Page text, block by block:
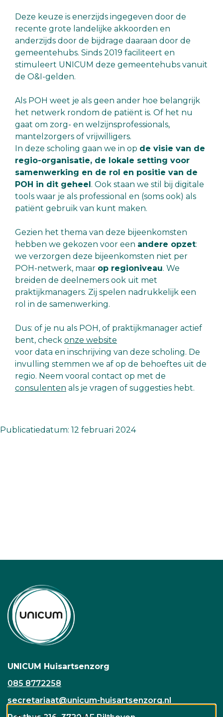
Deze keuze is enerzijds ingegeven door de
recente grote landelijke akkoorden en
anderzijds door de bijdrage daaraan door de
gemeentehubs. Sinds 2019 faciliteert en
stimuleert UNICUM deze gemeentehubs vanuit
de O&I-gelden.
Als POH weet je als geen ander hoe belangrijk
het netwerk rondom de patiënt is. Of het nu
gaat om zorg- en welzijnsprofessionals,
mantelzorgers of vrijwilligers.
In deze scholing gaan we in op de visie van de
regio-organisatie, de lokale setting voor
samenwerking en de rol en positie van de
POH in dit geheel. Ook staan we stil bij digitale
tools waar je als professional en (soms ook) als
patiënt gebruik van kunt maken.
Gezien het thema van deze bijeenkomsten
hebben we gekozen voor een andere opzet:
we verzorgen deze bijeenkomsten niet per
POH-netwerk, maar op regioniveau. We
breiden de deelnemers ook uit met
praktijkmanagers. Zij spelen nadrukkelijk een
rol in de samenwerking.
Dus: of je nu als POH, of praktijkmanager actief
bent, check onze website
voor data en inschrijving van deze scholing. De
invulling stemmen we af op de behoeftes uit de
regio. Neem vooral contact op met de
consulenten als je vragen of suggesties hebt.
Publicatiedatum: 12 februari 2024
UNICUM Huisartsenzorg
085 8772258
secretariaat@unicum-huisartsenzorg.nl